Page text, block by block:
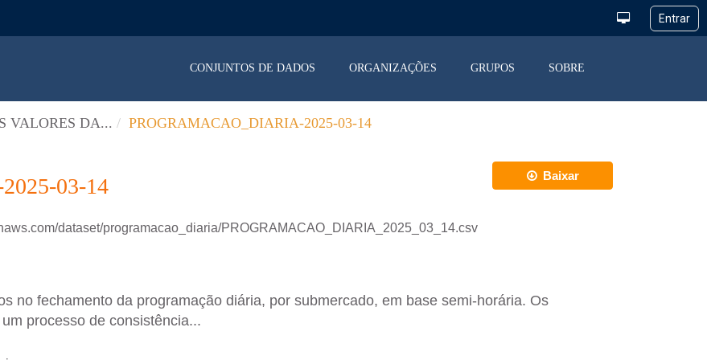
CONJUNTOS DE DADOS ORGANIZAÇÕES GRUPOS SOBRE
VALORES DA... PROGRAMACAO_DIARIA-2025-03-14
Baixar
03-14
dataset/programacao_diaria/PROGRAMACAO_DIARIA_2025_03_14.csv
no fechamento da programação diária, por submercado, em base semi-horária. Os
processo de consistência...